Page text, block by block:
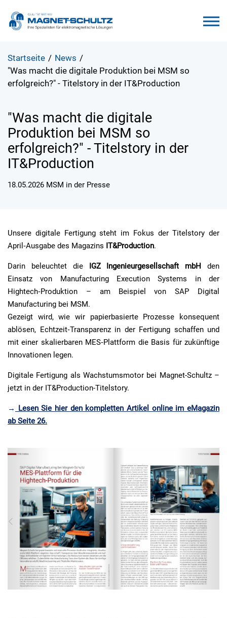
Startseite / News /
"Was macht die digitale Produktion bei MSM so
erfolgreich?" - Titelstory in der IT&Production
"Was macht die digitale
Produktion bei MSM so
erfolgreich?" - Titelstory in der
IT&Production
18.05.2026 MSM in der Presse
Unsere digitale Fertigung steht im Fokus der Titelstory der
April‑Ausgabe des Magazins IT&Production.
Darin beleuchtet die IGZ Ingenieurgesellschaft mbH den
Einsatz von Manufacturing Execution Systems in der
Hightech‑Produktion – am Beispiel von SAP Digital
Manufacturing bei MSM.
Gezeigt wird, wie wir papierbasierte Prozesse konsequent
ablösen, Echtzeit‑Transparenz in der Fertigung schaffen und
mit einer skalierbaren MES‑Plattform die Basis für zukünftige
Innovationen legen.
Digitale Fertigung als Wachstumsmotor bei Magnet-Schultz –
jetzt in der IT&Production-Titelstory.
→ Lesen Sie hier den kompletten Artikel online im eMagazin
ab Seite 26.